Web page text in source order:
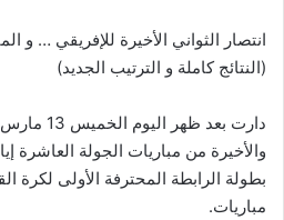
انتصار الثواني الأخيرة للإفريقي … و
(النتائج كاملة و الترتيب الجديد)
مباريات.